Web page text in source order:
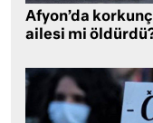
Afyon’da
ailesi mi